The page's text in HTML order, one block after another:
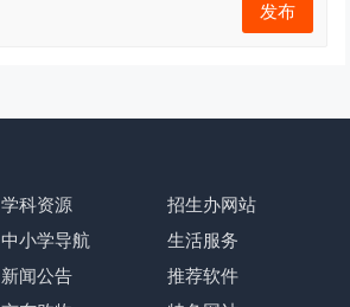
发布
学科资源
招生办网站
中小学导航
生活服务
新闻公告
推荐软件